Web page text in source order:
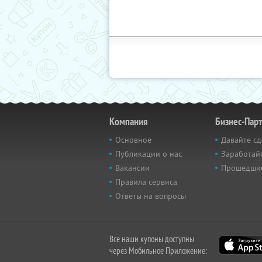
Компания
Основное
Публикации о нас
Вакансии
Правила сервиса
Ответы на вопросы
Бизнес-
Давайте
Все наши купоны доступны
через Мобильное Приложение: